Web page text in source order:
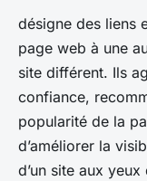
désigne des liens
page web à une
site différent. Ils
confiance,
popularité de la
d’améliorer la
d’un site aux